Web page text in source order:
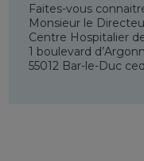
Faites-vous
Monsieur le
Centre Hospitalier
1 boulevard
55012 Bar-le-Duc